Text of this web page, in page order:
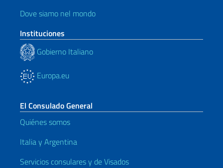
Dove siamo nel mondo
Instituciones
Gobierno Italiano
Europa.eu
El Consulado General
Quiénes somos
Italia y Argentina
Servicios consulares y de Visados